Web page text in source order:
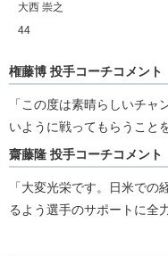
大西 崇之
44
権藤博 投手コーチコメント
「この度は素晴らしいチ
いように戦ってもらうこと
齋藤隆 投手コーチコメント
「大変光栄です。日米で
るよう選手のサポートに全